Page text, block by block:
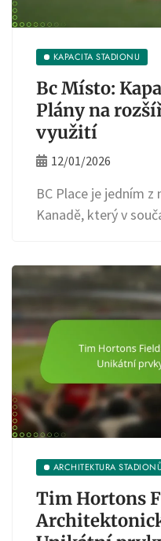
KAPACITA STADIONU
Bc Místo:
Plány na
využití
12/01/2026
BC Place je jedním
Kanadě, který v
ARCHITEKTURA STADIONŮ
Tim Hortons